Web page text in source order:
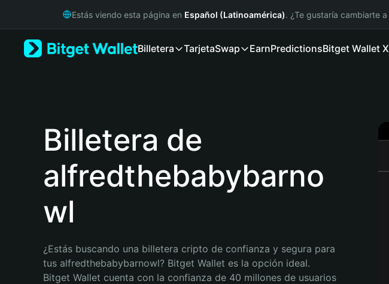
Русский
Português (Portugal)
Bahasa Indonesia
Português (Brasil)
Español (Argentina)
Estás viendo esta página en Español (Latinoamérica). ¿Te gustaría cambiarte a
Billetera TarjetaSwap EarnPredictionsBitget Wallet X
Billetera de
alfredthebabybarno
wl
¿Estás buscando una billetera cripto de confianza y segura para
tus alfredthebabybarnowl? Bitget Wallet es la opción ideal.
Bitget Wallet cuenta con la confianza de 40 millones de usuarios